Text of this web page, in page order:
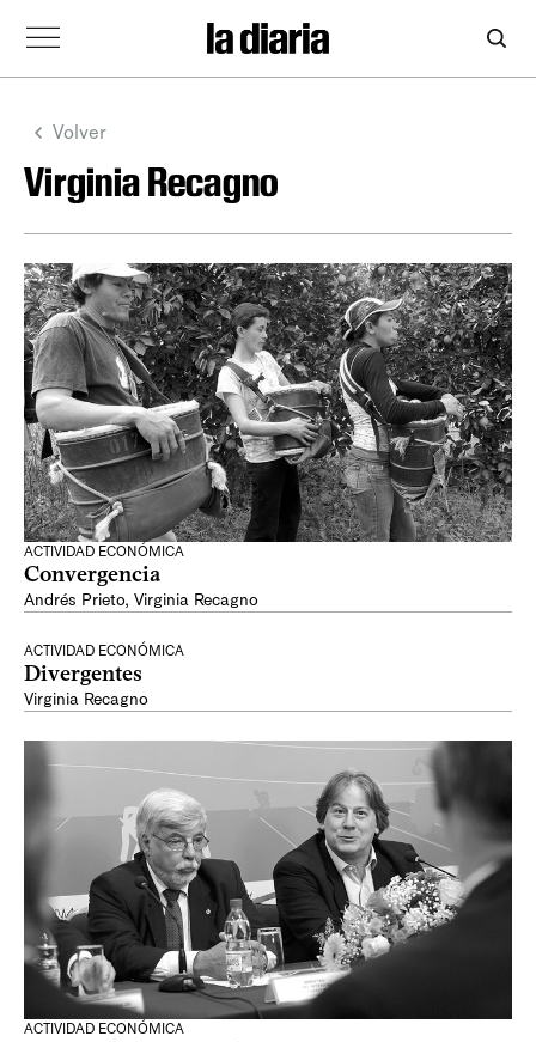
Volver
Virginia Recagno
ACTIVIDAD ECONÓMICA
Convergencia
Andrés Prieto, Virginia Recagno
ACTIVIDAD ECONÓMICA
Divergentes
Virginia Recagno
ACTIVIDAD ECONÓMICA